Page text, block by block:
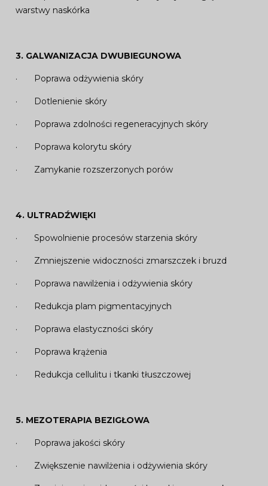
warstwy naskórka
3. GALWANIZACJA DWUBIEGUNOWA
· Poprawa odżywienia skóry
· Dotlenienie skóry
· Poprawa zdolności regeneracyjnych skóry
· Poprawa kolorytu skóry
· Zamykanie rozszerzonych porów
4. ULTRADŹWIĘKI
· Spowolnienie procesów starzenia skóry
· Zmniejszenie widoczności zmarszczek i bruzd
· Poprawa nawilżenia i odżywienia skóry
· Redukcja plam pigmentacyjnych
· Poprawa elastyczności skóry
· Poprawa krążenia
· Redukcja cellulitu i tkanki tłuszczowej
5. MEZOTERAPIA BEZIGŁOWA
· Poprawa jakości skóry
· Zwiększenie nawilżenia i odżywienia skóry